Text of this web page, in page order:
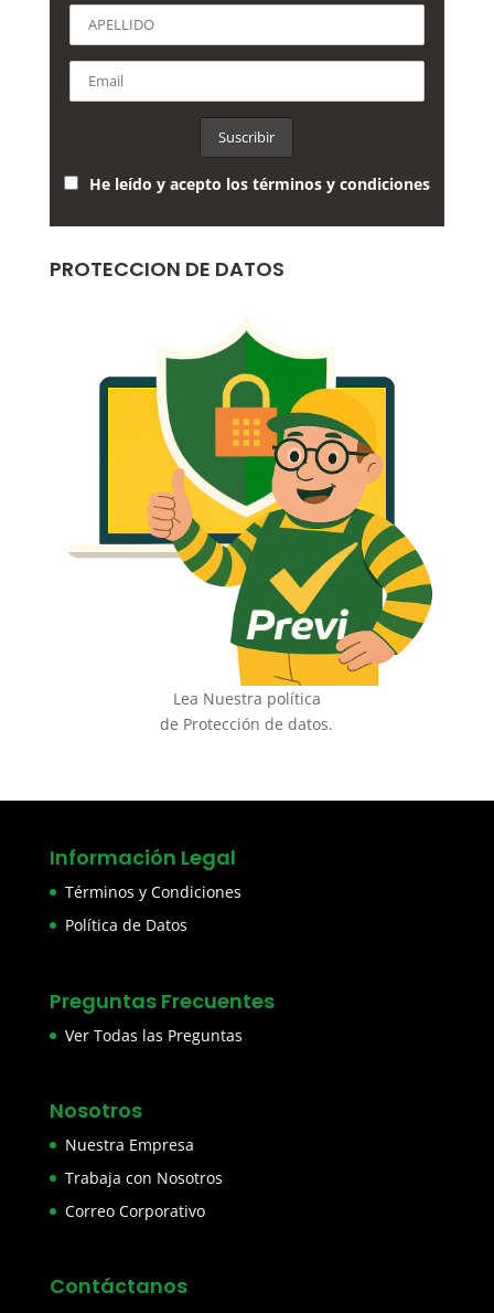
He leído y acepto los términos y condiciones
PROTECCION DE DATOS
Lea Nuestra política
de Protección de datos.
Información Legal
Términos y Condiciones
Política de Datos
Preguntas Frecuentes
Ver Todas las Preguntas
Nosotros
Nuestra Empresa
Trabaja con Nosotros
Correo Corporativo
Contáctanos